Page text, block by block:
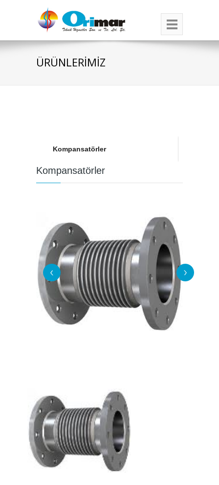
ÜRÜNLERİMİZ
Kompansatörler
Kompansatörler